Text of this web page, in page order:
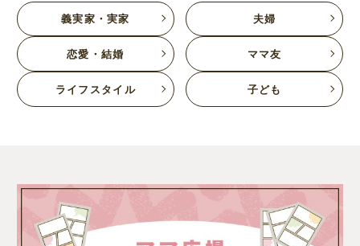
義実家・実家 夫婦
恋愛・結婚 ママ友
ライフスタイル 子ども